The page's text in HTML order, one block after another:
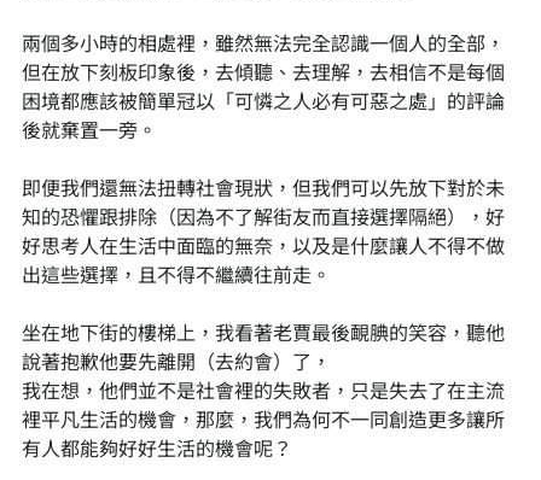
兩個多小時的相處裡，雖然無法完全認識一個人的全部，
但在放下刻板印象後，去傾聽、去理解，去相信不是每個
困境都應該被簡單冠以「可憐之人必有可惡之處」的評論
後就棄置一旁。
即便我們還無法扭轉社會現狀，但我們可以先放下對於未
知的恐懼跟排除（因為不了解街友而直接選擇隔絕），好
好思考人在生活中面臨的無奈，以及是什麼讓人不得不做
出這些選擇，且不得不繼續往前走。
坐在地下街的樓梯上，我看著老賈最後靦腆的笑容，聽他
說著抱歉他要先離開（去約會）了，
我在想，他們並不是社會裡的失敗者，只是失去了在主流
裡平凡生活的機會，那麼，我們為何不一同創造更多讓所
有人都能夠好好生活的機會呢？